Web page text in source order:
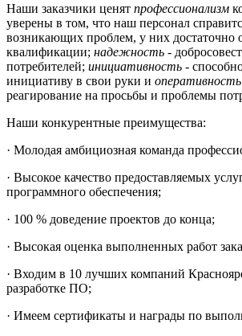
Наши заказчики ценят профессионализм
уверены в том, что наш персонал
возникающих проблем, у них достаточно
квалификации; надежность -
потребителей; инициативность -
инициативу в свои руки и оперативность
реагирование на просьбы и проблемы
Наши конкурентные преимущества:
· Молодая амбициозная команда
· Высокое качество предоставляемых
программного обеспечения;
· 100 % доведение проектов до конца;
· Высокая оценка выполненных работ
· Входим в 10 лучших компаний
разработке ПО;
· Имеем сертификаты и награды по